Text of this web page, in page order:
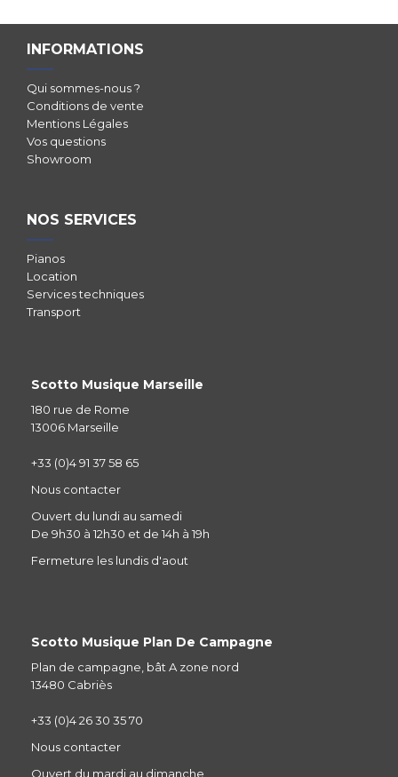
INFORMATIONS
Qui sommes-nous ?
Conditions de vente
Mentions Légales
Vos questions
Showroom
NOS SERVICES
Pianos
Location
Services techniques
Transport
Scotto Musique Marseille
180 rue de Rome
13006 Marseille
+33 (0)4 91 37 58 65
Nous contacter
Ouvert du lundi au samedi
De 9h30 à 12h30 et de 14h à 19h
Fermeture les lundis d'aout
Scotto Musique Plan De Campagne
Plan de campagne, bât A zone nord
13480 Cabriès
+33 (0)4 26 30 35 70
Nous contacter
Ouvert du mardi au dimanche